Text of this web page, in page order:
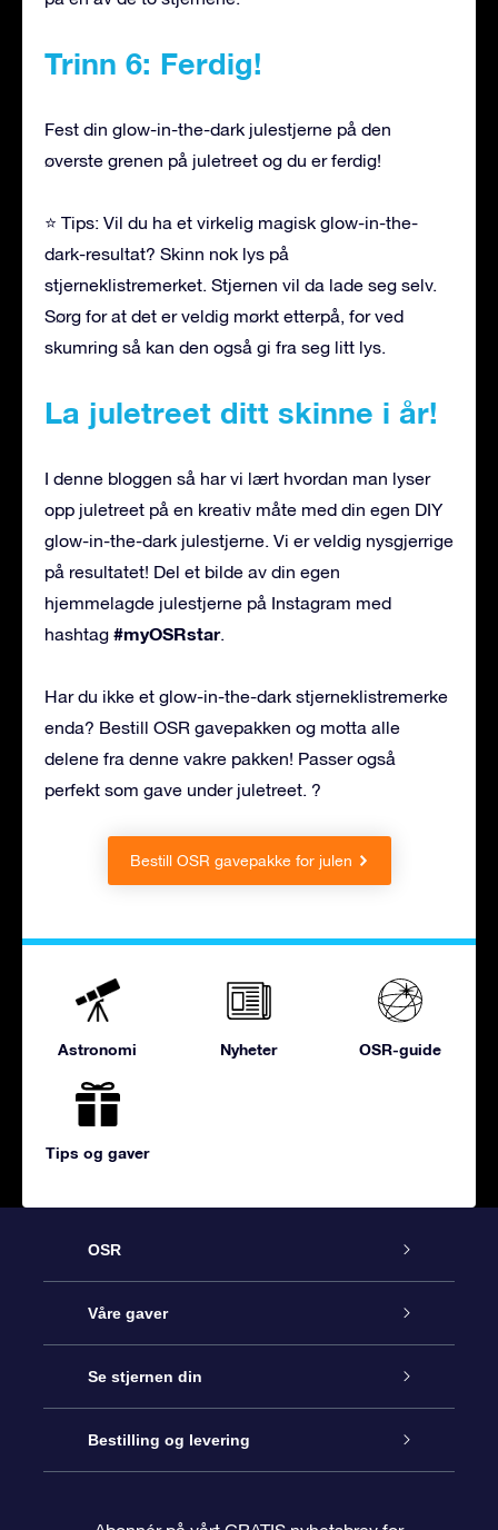
Trinn 6: Ferdig!
Fest din glow-in-the-dark julestjerne på den
øverste grenen på juletreet og du er ferdig!
⭐ Tips: Vil du ha et virkelig magisk glow-in-the-
dark-resultat? Skinn nok lys på
stjerneklistremerket. Stjernen vil da lade seg selv.
Sørg for at det er veldig mørkt etterpå, for ved
skumring så kan den også gi fra seg litt lys.
La juletreet ditt skinne i år!
I denne bloggen så har vi lært hvordan man lyser
opp juletreet på en kreativ måte med din egen DIY
glow-in-the-dark julestjerne. Vi er veldig nysgjerrige
på resultatet! Del et bilde av din egen
hjemmelagde julestjerne på Instagram med
hashtag #myOSRstar.
Har du ikke et glow-in-the-dark stjerneklistremerke
enda? Bestill OSR gavepakken og motta alle
delene fra denne vakre pakken! Passer også
perfekt som gave under juletreet. ?
Bestill OSR gavepakke for julen
Astronomi Nyheter OSR-guide
Tips og gaver
OSR
Kundeservice
Kontakt oss
Bloggen
Våre gaver
Online Stjernegave
OSR Gavepakke
Se stjernen din
Star Register
Bestilling og levering